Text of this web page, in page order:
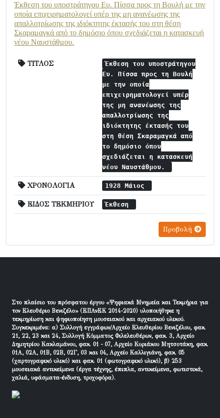
Έκθεση του υποστράτηγου Ευ. Πίσσα προς τη Βουλή με την
οποία επιχειρηματολογεί υπέρ της μη ανανέωσης της
απαλλοτρίωσης της ιδιόκτητης έκτασής του στη θέση
Σκαραμαγκά από το δημόσιο όπου σχεδιάζεται η κατασκευή
νέου Ναυστάθμου.
ΤΙΤΛΟΣ
Έκθεση του υποστράτηγου
Ευ. Πίσσα προς τη Βουλή
με την οποία
επιχειρηματολογεί υπέρ
της μη ανανέωσης της
απαλλοτρίωσης της
ιδιόκτητης έκτασής του
στη θέση Σκαραμαγκά από
το δημόσιο όπου
σχεδιάζεται η κατασκευή
νέου Ναυστάθμου.
ΧΡΟΝΟΛΟΓΙΑ 1928 Μάιος
ΕΙΔΟΣ ΤΕΚΜΗΡΙΟΥ Έκθεση
Προβολή
Στο πλαίσιο του πρόσφατου έργου «Ψηφιακά Μνημεία και Τεκμήρια για
τον Ελευθέριο Βενιζέλο» (ΕΠΑνΕΚ 2014-2020) υλοποιήθηκε η
τεκμηρίωση και ψηφιοποίηση μουσειακού και αρχειακού υλικού.
Συγκεκριμένα: α) Συλλογή εγγράφων/Αρχείο Ελευθερίου Βενιζέλου, φακ.
21, 22, 23 και 24, Συλλογή Κόμματος Φιλελευθέρων, φακ. 3, Αρχείο
Δημητρίου Κακλαμάνου, φακ. 01 - 07, Αρχείο Κυριάκου Μητσοτάκη, φακ.
01Α, 02Α, 01Β, 02Β, 02Γ, 03 και 04, Αρχείο Καλλιγιάνη, φακ. 05
(χαρτογραφικό υλικό) και φακ. 01 (φωτογραφικό υλικό), β) 253
μουσειακά αντικείμενα (έργα τέχνης, έπιπλα, αντικείμενα, φωτιστικά,
χαλιά, υφάσματα-ένδυση, τροχοφόρα).